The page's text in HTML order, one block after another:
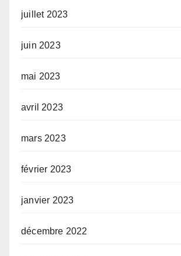
juillet 2023
juin 2023
mai 2023
avril 2023
mars 2023
février 2023
janvier 2023
décembre 2022